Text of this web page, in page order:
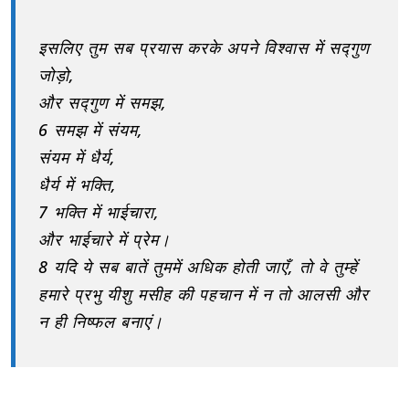
इसलिए तुम सब प्रयास करके अपने विश्वास में सद्गुण
जोड़ो,
और सद्गुण में समझ,
6 समझ में संयम,
संयम में धैर्य,
धैर्य में भक्ति,
7 भक्ति में भाईचारा,
और भाईचारे में प्रेम।
8 यदि ये सब बातें तुममें अधिक होती जाएँ, तो वे तुम्हें
हमारे प्रभु यीशु मसीह की पहचान में न तो आलसी और
न ही निष्फल बनाएं।